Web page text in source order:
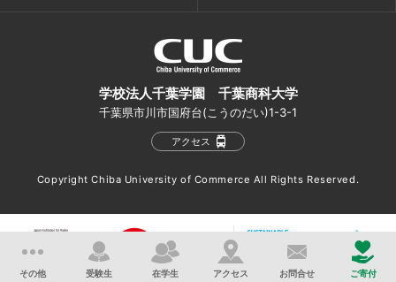
学校法人千葉学園 千葉商科大学
千葉県市川市国府台(こうのだい)1-3-1
アクセス
Copyright Chiba University of Commerce All Rights Reserved.
その他 受験生 在学生 アクセス お問合せ ご寄付